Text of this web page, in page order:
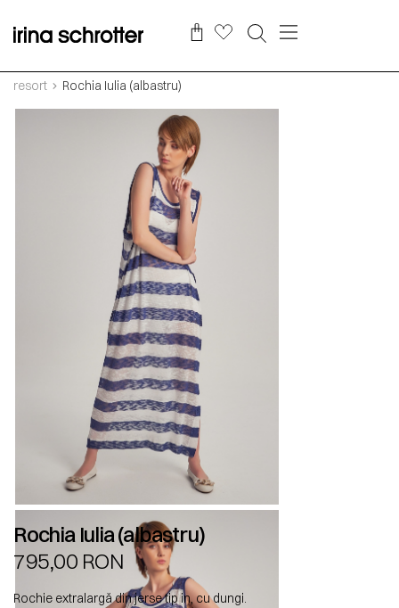
resort Rochia Iulia (albastru)
Rochia Iulia (albastru)
795,00 RON
Rochie extralargă din jerse tip in, cu dungi.